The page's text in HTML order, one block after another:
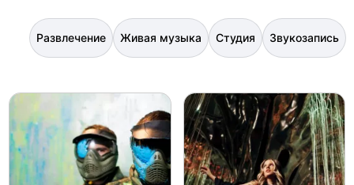
Развлечение Живая музыка Студия Звукозапись